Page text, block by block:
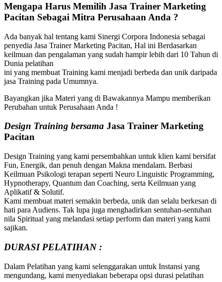
Mengapa Harus Memilih Jasa Trainer Marketing
Pacitan Sebagai Mitra Perusahaan Anda ?
Ada banyak hal tentang kami Sinergi Corpora Indonesia sebagai
penyedia Jasa Trainer Marketing Pacitan, Hal ini Berdasarkan
keilmuan dan pengalaman yang sudah hampir lebih dari 10 Tahun di
Dunia pelatihan
ini yang membuat Training kami menjadi berbeda dan unik daripada
jasa Training pada Umumnya.
Bayangkan jika Materi yang di Bawakannya Mampu memberikan
Perubahan untuk Perusahaan Anda !
Design Training bersama Jasa Trainer Marketing
Pacitan
Design Training yang kami persembahkan untuk klien kami bersifat
Fun, Energik, dan penuh dengan Makna mendalam. Berbasi
Keilmuan Psikologi terapan seperti Neuro Linguistic Programming,
Hypnotherapy, Quantum dan Coaching, serta Keilmuan yang
Aplikatif & Solutif.
Kami membuat materi semakin berbeda, unik dan selalu berkesan di
hati para Audiens. Tak lupa juga menghadirkan sentuhan-sentuhan
nila Spiritual yang melandasi setiap perform dan materi yang kami
sajikan.
DURASI PELATIHAN :
Dalam Pelatihan yang kami selenggarakan untuk Instansi yang
mengundang, kami menyediakan beberapa opsi durasi pelatihan